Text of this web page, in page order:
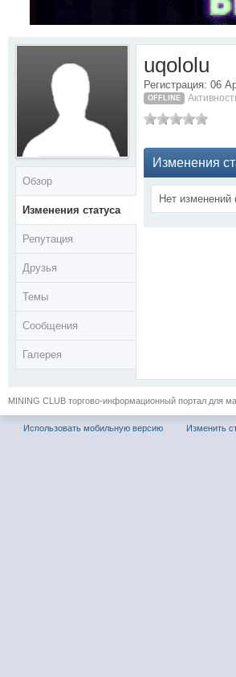
Обзор
Изменения статуса
Репутация
Друзья
Темы
Сообщения
Галерея
uqololu
Регистрация: 06
OFFLINE
Изменения
Нет изменений
MINING CLUB торгово-информационный портал для
Использовать мобильную версию Изменить